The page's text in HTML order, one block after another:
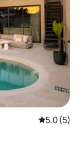
レビュー5
5.0 (5)